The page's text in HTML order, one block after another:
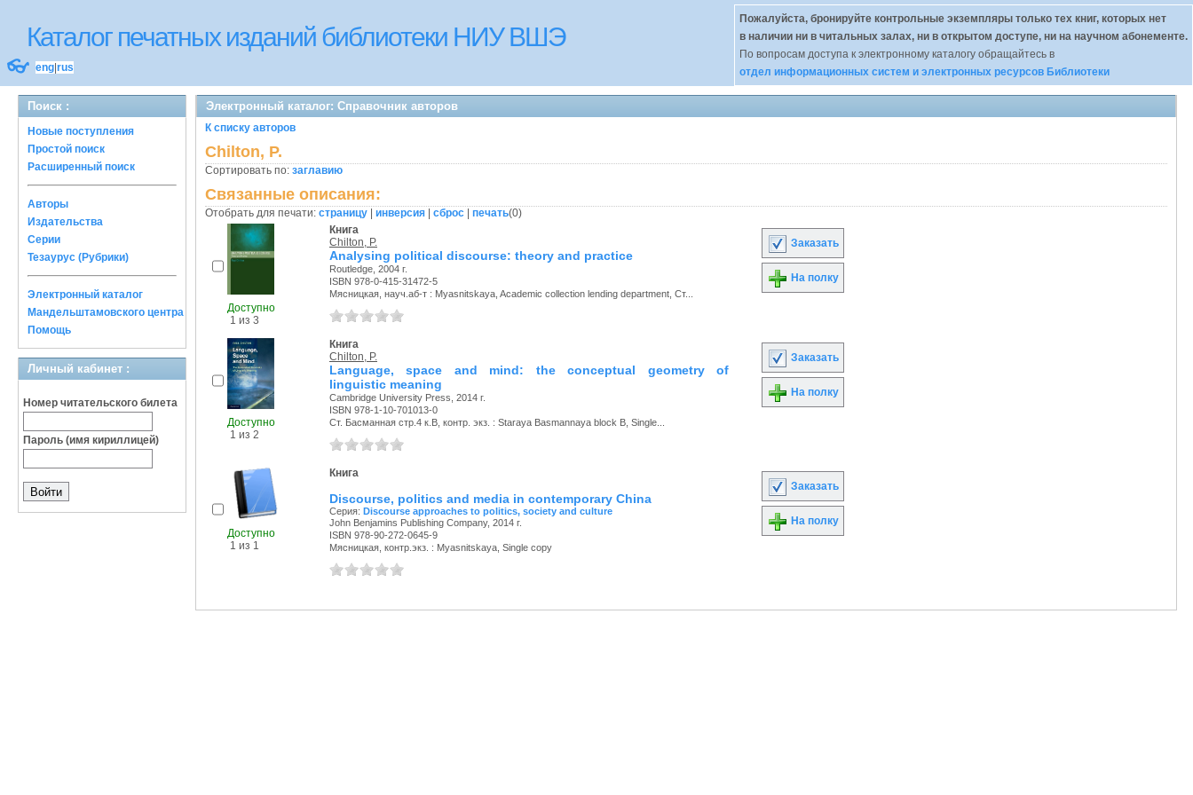
Каталог печатных изданий библиотеки НИУ ВШЭ
👓 eng rus
Пожалуйста, бронируйте контрольные экземпляры только тех книг, которых нет
в наличии ни в читальных залах, ни в открытом доступе, ни на научном абонементе.
По вопросам доступа к электронному каталогу обращайтесь в
отдел информационных систем и электронных ресурсов Библиотеки
Поиск :
Новые поступления
Простой поиск
Расширенный поиск
Авторы
Издательства
Серии
Тезаурус (Рубрики)
Электронный каталог
Мандельштамовского центра
Помощь
Личный кабинет :
Номер читательского билета
Пароль (имя кириллицей)
Электронный каталог: Справочник авторов
К списку авторов
Chilton, P.
Сортировать по: заглавию
Связанные описания:
Отобрать для печати: страницу инверсия сброс печать(0)
Доступно
1 из 3
Книга
Chilton, P.
Analysing political discourse: theory and practice
Routledge, 2004 г.
ISBN 978-0-415-31472-5
Мясницкая, науч.аб-т : Myasnitskaya, Academic collection lending department, Ст...
Заказать
На полку
Доступно
1 из 2
Книга
Chilton, P.
Language, space and mind: the conceptual geometry of
linguistic meaning
Cambridge University Press, 2014 г.
ISBN 978-1-10-701013-0
Ст. Басманная стр.4 к.В, контр. экз. : Staraya Basmannaya block B, Single...
Заказать
На полку
Доступно
1 из 1
Книга
Discourse, politics and media in contemporary China
Серия: Discourse approaches to politics, society and culture
John Benjamins Publishing Company, 2014 г.
ISBN 978-90-272-0645-9
Мясницкая, контр.экз. : Myasnitskaya, Single copy
Заказать
На полку